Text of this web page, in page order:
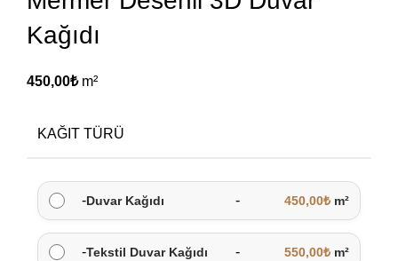
Kağıdı
450,00₺m²
KAĞIT TÜRÜ
-Duvar Kağıdı - 450,00₺ m²
-Tekstil Duvar Kağıdı - 550,00₺ m²